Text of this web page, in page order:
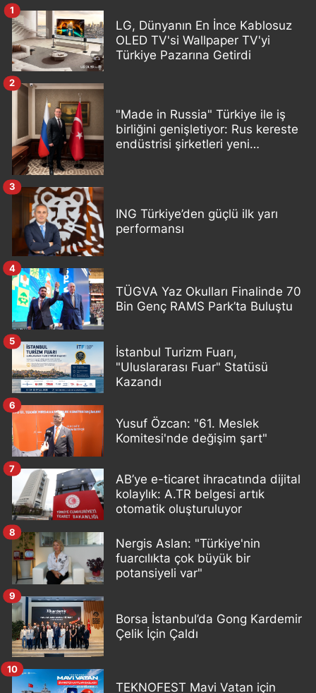
LG, Dünyanın En İnce Kablosuz
OLED TV'si Wallpaper TV'yi
Türkiye Pazarına Getirdi
1
"Made in Russia" Türkiye ile iş
birliğini genişletiyor: Rus kereste
endüstrisi şirketleri yeni
2
ING Türkiye’den güçlü ilk yarı
performansı
3
TÜGVA Yaz Okulları Finalinde 70
Bin Genç RAMS Park’ta Buluştu
4
İstanbul Turizm Fuarı,
"Uluslararası Fuar" Statüsü
Kazandı
5
Yusuf Özcan: "61. Meslek
Komitesi'nde değişim şart"
6
AB’ye e-ticaret ihracatında dijital
kolaylık: A.TR belgesi artık
otomatik oluşturuluyor
7
Nergis Aslan: "Türkiye'nin
fuarcılıkta çok büyük bir
potansiyeli var"
8
Borsa İstanbul’da Gong Kardemir
Çelik İçin Çaldı
9
TEKNOFEST Mavi Vatan için
10